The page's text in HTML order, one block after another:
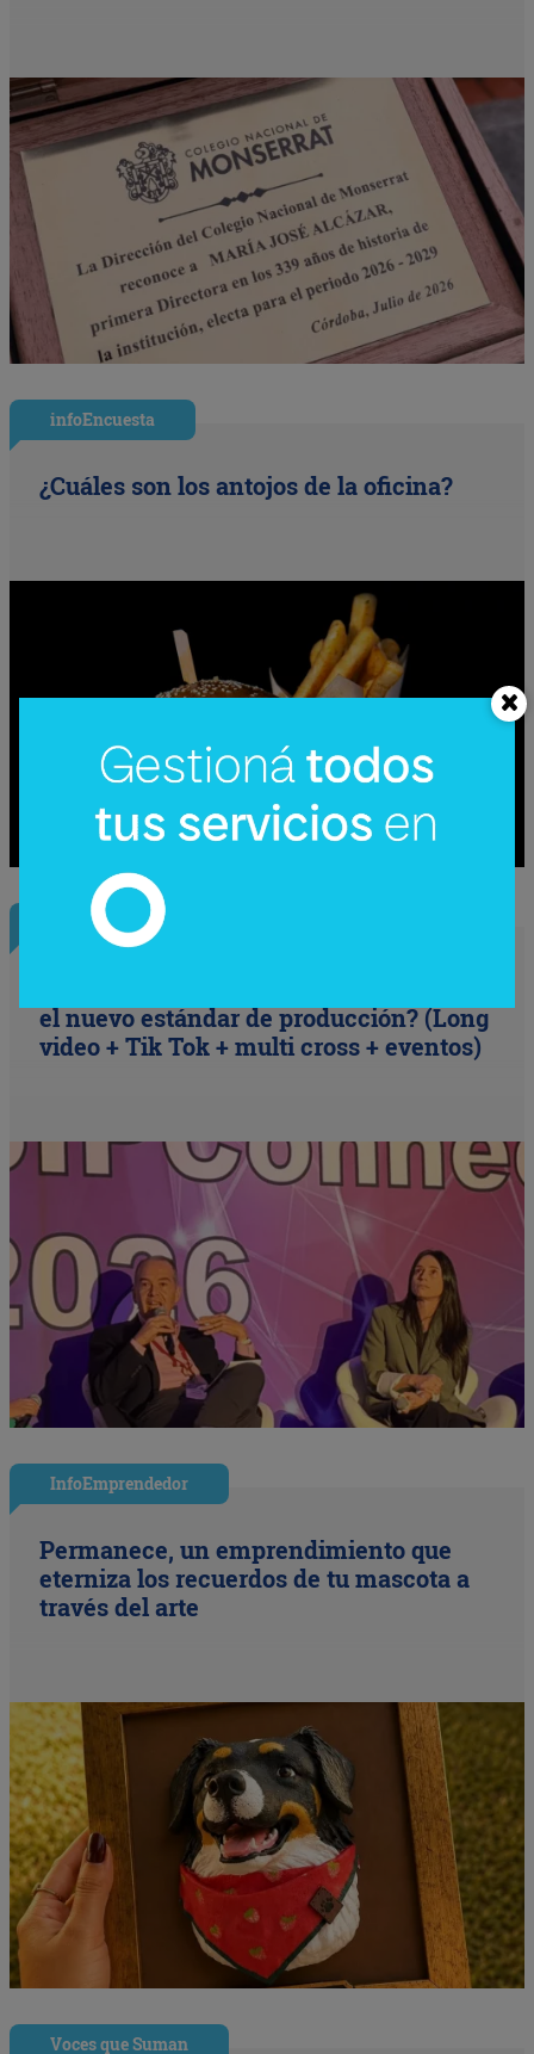
infoEncuesta
¿Cuáles son los antojos de la oficina?
InfoNegocios Miami
el nuevo estándar de producción? (Long
video + Tik Tok + multi cross + eventos)
InfoEmprendedor
Permanece, un emprendimiento que
eterniza los recuerdos de tu mascota a
través del arte
Voces que Suman